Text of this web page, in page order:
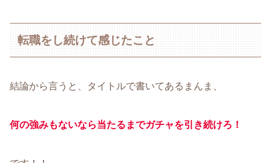
転職をし続けて感じたこと
結論から言うと、タイトルで書いてあるまんま、
何の強みもないなら当たるまでガチャを引き続けろ！